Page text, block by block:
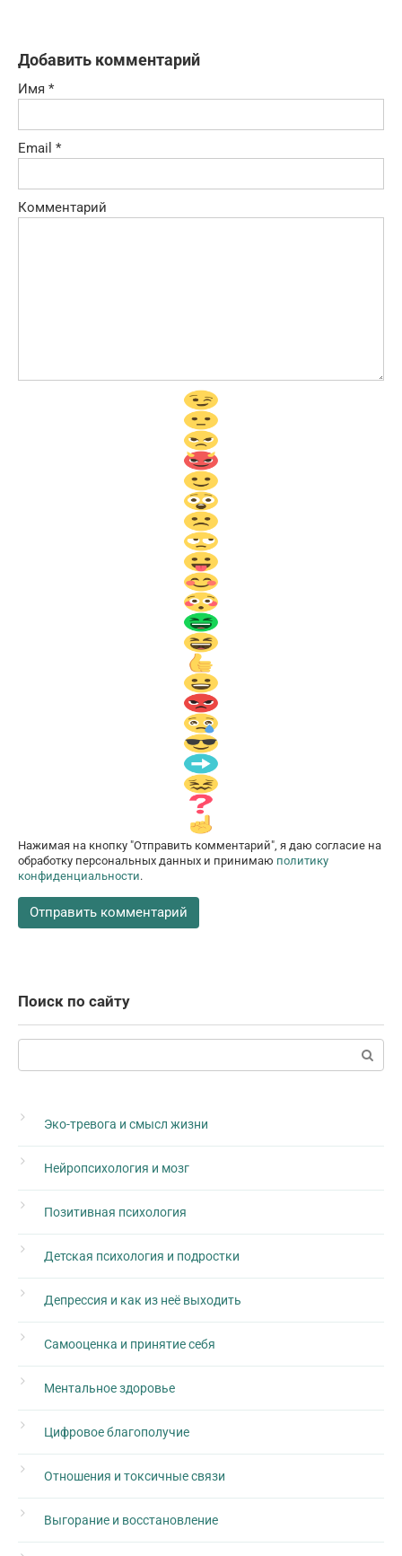
Добавить комментарий
Имя *
Email *
Комментарий
Нажимая на кнопку "Отправить комментарий", я даю согласие на
обработку персональных данных и принимаю политику
конфиденциальности.
Поиск по сайту
Поиск:
Эко-тревога и смысл жизни
Нейропсихология и мозг
Позитивная психология
Детская психология и подростки
Депрессия и как из неё выходить
Самооценка и принятие себя
Ментальное здоровье
Цифровое благополучие
Отношения и токсичные связи
Выгорание и восстановление